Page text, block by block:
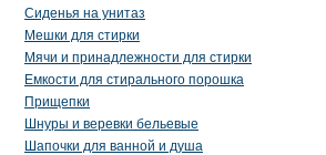
Сиденья на унитаз
Мешки для стирки
Мячи и принадлежности для стирки
Емкости для стирального порошка
Прищепки
Шнуры и веревки бельевые
Шапочки для ванной и душа